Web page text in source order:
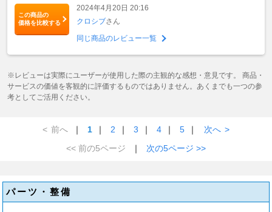
この商品の
価格を比較する
2024年4月20日 20:16
クロシブさん
同じ商品のレビュー一覧
※レビューは実際にユーザーが使用した際の主観的な感想・意見です。 商品・
サービスの価値を客観的に評価するものではありません。あくまでも一つの参
考としてご活用ください。
< 前へ ｜ 1 ｜ 2 ｜ 3 ｜ 4 ｜ 5 ｜ 次へ >
<< 前の5ページ
｜ 次の5ページ >>
パーツ・整備